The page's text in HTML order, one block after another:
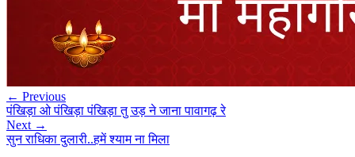
← Previous
पंखिड़ा ओ पंखिड़ा पंखिड़ा तु उड़ ने जाना पावागढ़ रे
Next →
सुन राधिका दुलारी..हमें श्याम ना मिला